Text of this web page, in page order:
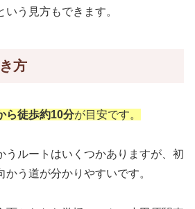
う見方もできます。
方
ら徒歩約10分が目安です。
うルートはいくつかありますが、初
う道が分かりやすいです。